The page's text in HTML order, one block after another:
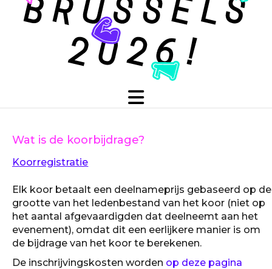
Wat is de koorbijdrage?
Koorregistratie
Elk koor betaalt een deelnameprijs gebaseerd op de
grootte van het ledenbestand van het koor (niet op
het aantal afgevaardigden dat deelneemt aan het
evenement), omdat dit een eerlijkere manier is om
de bijdrage van het koor te berekenen.
De inschrijvingskosten worden op deze pagina